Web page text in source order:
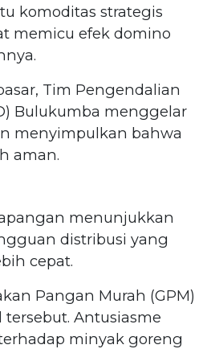
komoditas strategis
memicu efek domino
Tim Pengendalian
Bulukumba menggelar
menyimpulkan bahwa
aman.
menunjukkan
distribusi yang
cepat.
Pangan Murah (GPM)
Antusiasme
minyak goreng